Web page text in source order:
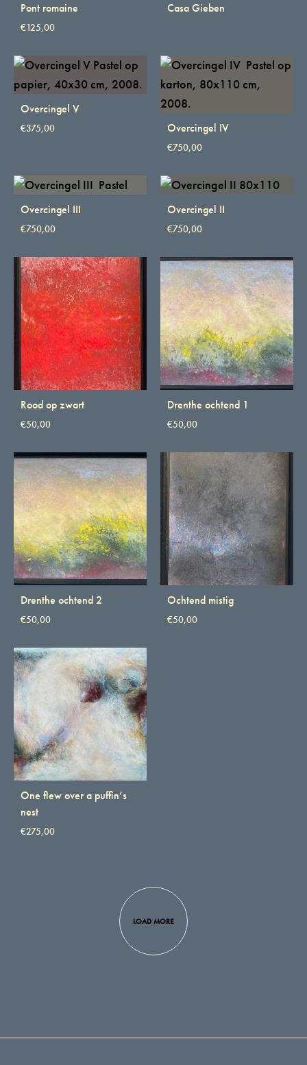
Pont romaine
€125,00
Casa Gieben
Overcingel V
€375,00 Overcingel IV
€750,00
Overcingel III
€750,00
Overcingel II
€750,00
Rood op zwart
€50,00
Drenthe ochtend 1
€50,00
Drenthe ochtend 2
€50,00
Ochtend mistig
€50,00
One flew over a puffin’s
nest
€275,00
LOAD MORE